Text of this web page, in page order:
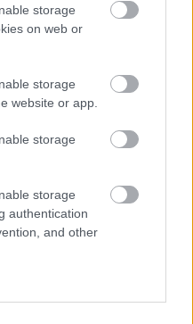
storage
on web or
storage
website or app.
storage
storage
authentication
and other
fel kellett, akiket nem
míg nem érezték, hogy
céltudatossá
a menekülésből
adódó érzelmek
meg, hogy nem
Nyulassy Attila
fél 8-tól látható a
Orosz Ákos